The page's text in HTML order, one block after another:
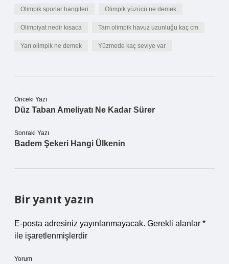
Olimpik sporlar hangileri Olimpik yüzücü ne demek
Olimpiyat nedir kısaca Tam olimpik havuz uzunluğu kaç cm
Yarı olimpik ne demek Yüzmede kaç seviye var
Önceki Yazı
Düz Taban Ameliyatı Ne Kadar Sürer
Sonraki Yazı
Badem Şekeri Hangi Ülkenin
Bir yanıt yazın
E-posta adresiniz yayınlanmayacak. Gerekli alanlar *
ile işaretlenmişlerdir
Yorum